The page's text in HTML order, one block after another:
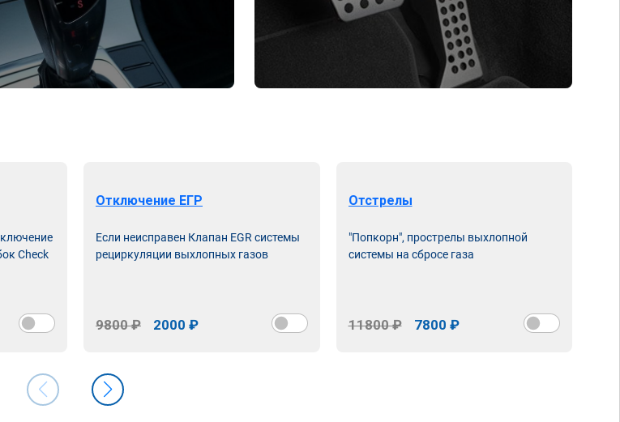
Check
Отключение ЕГР
Если неисправен Клапан EGR системы
рециркуляции выхлопных газов
9800 ₽ 2000 ₽
Отстрелы
"Попкорн", прострелы выхлопной
системы на сбросе газа
11800 ₽ 7800 ₽